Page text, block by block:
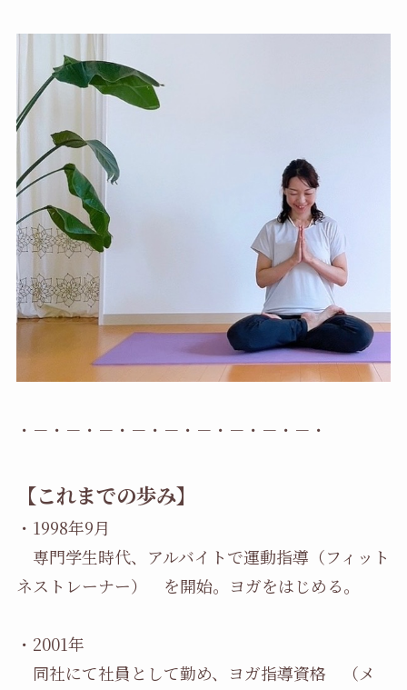
・－・－・－・－・－・－・－・－・－・
【これまでの歩み】
・1998年9月
専門学生時代、アルバイトで運動指導（フィット
ネストレーナー） を開始。ヨガをはじめる。
・2001年
同社にて社員として勤め、ヨガ指導資格 （メ